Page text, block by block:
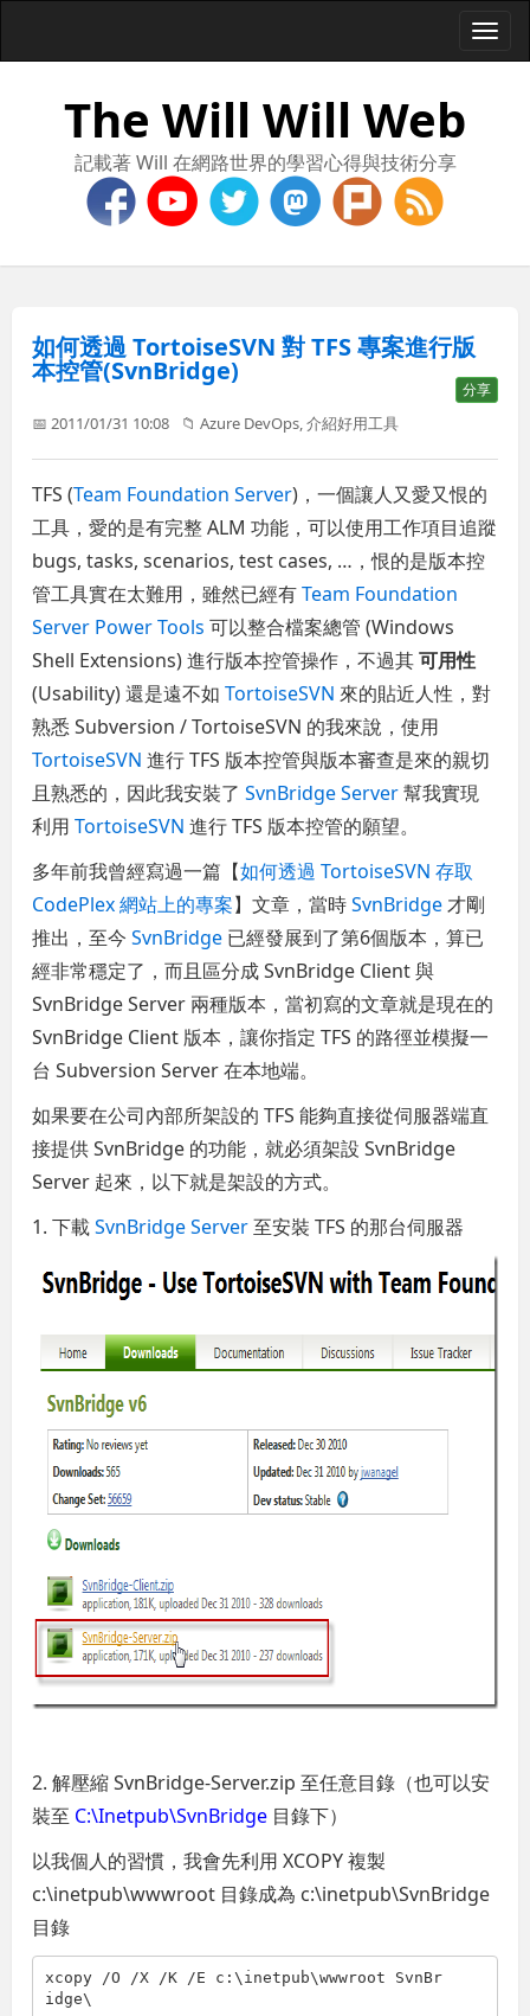
The Will Will Web
記載著 Will 在網路世界的學習心得與技術分享
如何透過 TortoiseSVN 對 TFS 專案進行版
本控管(SvnBridge)
分享
📅 2011/01/31 10:08 📁Azure DevOps ,介紹好用工具
TFS (Team Foundation Server)，一個讓人又愛又恨的
工具，愛的是有完整 ALM 功能，可以使用工作項目追蹤
bugs, tasks, scenarios, test cases, …，恨的是版本控
管工具實在太難用，雖然已經有Team Foundation
Server Power Tools 可以整合檔案總管 (Windows
Shell Extensions) 進行版本控管操作，不過其可用性
(Usability) 還是遠不如TortoiseSVN 來的貼近人性，對
熟悉 Subversion / TortoiseSVN 的我來說，使用
TortoiseSVN 進行 TFS 版本控管與版本審查是來的親切
且熟悉的，因此我安裝了SvnBridge Server幫我實現
利用TortoiseSVN 進行 TFS 版本控管的願望。
多年前我曾經寫過一篇【如何透過 TortoiseSVN 存取
CodePlex 網站上的專案】文章，當時SvnBridge才剛
推出，至今SvnBridge 已經發展到了第6個版本，算已
經非常穩定了，而且區分成 SvnBridge Client 與
SvnBridge Server 兩種版本，當初寫的文章就是現在的
SvnBridge Client 版本，讓你指定 TFS 的路徑並模擬一
台 Subversion Server 在本地端。
如果要在公司內部所架設的 TFS 能夠直接從伺服器端直
接提供 SvnBridge 的功能，就必須架設 SvnBridge
Server 起來，以下就是架設的方式。
1. 下載SvnBridge Server至安裝 TFS 的那台伺服器
2. 解壓縮 SvnBridge-Server.zip 至任意目錄（也可以安
裝至 C:\Inetpub\SvnBridge 目錄下）
以我個人的習慣，我會先利用 XCOPY 複製
c:\inetpub\wwwroot 目錄成為 c:\inetpub\SvnBridge
目錄
xcopy /O /X /K /E c:\inetpub\wwwroot SvnBr
idge\